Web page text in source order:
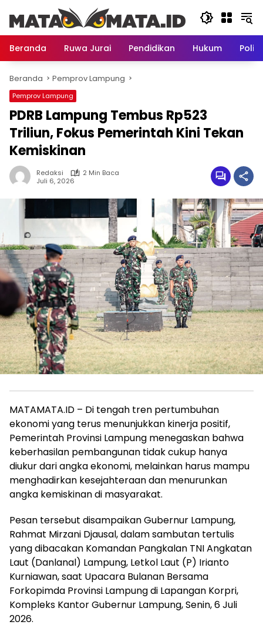
konten
Beranda
Ruwa Jurai Pendidikan Hukum
Beranda Pemprov Lampung
Pemprov Lampung
PDRB Lampung Tembus Rp523
Triliun, Fokus Pemerintah Kini Tekan
Kemiskinan
Redaksi
2 Min Baca
Juli 6, 2026
MATAMATA.ID – Di tengah tren pertumbuhan
ekonomi yang terus menunjukkan kinerja positif,
Pemerintah Provinsi Lampung menegaskan bahwa
keberhasilan pembangunan tidak cukup hanya
diukur dari angka ekonomi, melainkan harus mampu
menghadirkan kesejahteraan dan menurunkan
angka kemiskinan di masyarakat.
Pesan tersebut disampaikan Gubernur Lampung,
Rahmat Mirzani Djausal, dalam sambutan tertulis
yang dibacakan Komandan Pangkalan TNI Angkatan
Laut (Danlanal) Lampung, Letkol Laut (P) Irianto
Kurniawan, saat Upacara Bulanan Bersama
Forkopimda Provinsi Lampung di Lapangan Korpri,
Kompleks Kantor Gubernur Lampung, Senin, 6 Juli
2026.